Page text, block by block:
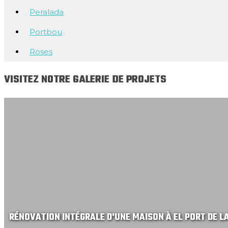
Peralada
Portbou
Roses
VISITEZ NOTRE GALERIE DE PROJETS
RÉNOVATION INTÉGRALE D'UNE MAISON À EL PORT DE